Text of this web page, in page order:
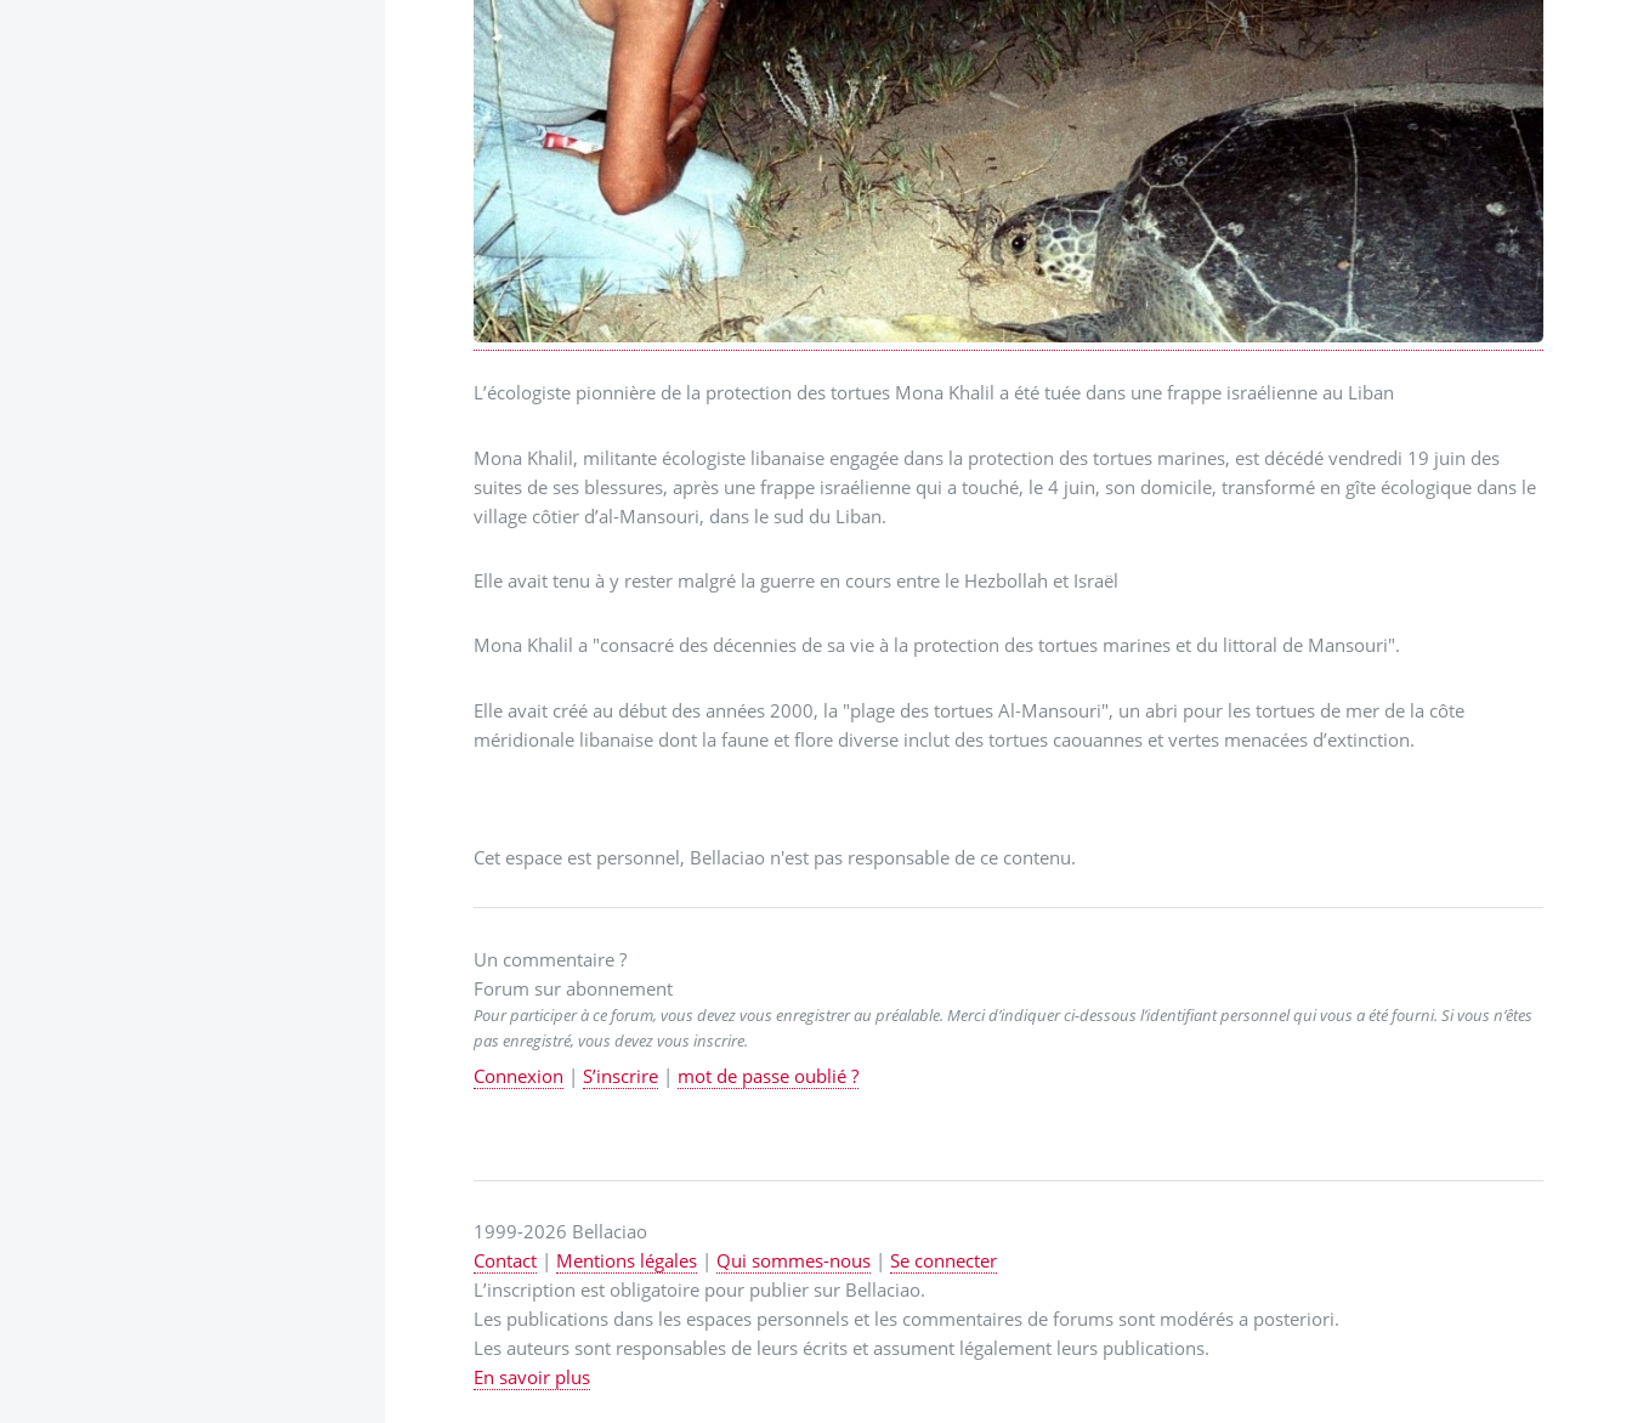
L’écologiste pionnière de la protection des tortues Mona Khalil a été tuée dans une frappe israélienne au Liban
Mona Khalil, militante écologiste libanaise engagée dans la protection des tortues marines, est décédé vendredi 19 juin des
suites de ses blessures, après une frappe israélienne qui a touché, le 4 juin, son domicile, transformé en gîte écologique dans le
village côtier d’al-Mansouri, dans le sud du Liban.
Elle avait tenu à y rester malgré la guerre en cours entre le Hezbollah et Israël
Mona Khalil a "consacré des décennies de sa vie à la protection des tortues marines et du littoral de Mansouri".
Elle avait créé au début des années 2000, la "plage des tortues Al-Mansouri", un abri pour les tortues de mer de la côte
méridionale libanaise dont la faune et flore diverse inclut des tortues caouannes et vertes menacées d’extinction.
Cet espace est personnel, Bellaciao n'est pas responsable de ce contenu.
Un commentaire ?
Forum sur abonnement
Pour participer à ce forum, vous devez vous enregistrer au préalable. Merci d’indiquer ci-dessous l’identifiant personnel qui vous a été fourni. Si vous n’êtes
pas enregistré, vous devez vous inscrire.
Connexion |S’inscrire | mot de passe oublié ?
1999-2026 Bellaciao
Contact | Mentions légales | Qui sommes-nous |Se connecter
L’inscription est obligatoire pour publier sur Bellaciao.
Les publications dans les espaces personnels et les commentaires de forums sont modérés a posteriori.
Les auteurs sont responsables de leurs écrits et assument légalement leurs publications.
En savoir plus